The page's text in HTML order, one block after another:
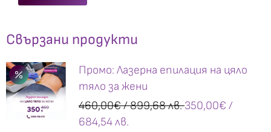
Свързани продукти
Промо: Лазерна епилация на цяло
тяло за жени
460,00€/ 899,68 лв.350,00€ /
684,54 лв.